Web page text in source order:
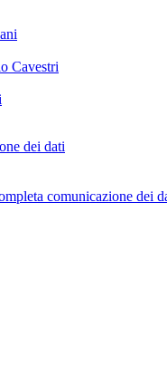
Cavestri
dei dati
comunicazione